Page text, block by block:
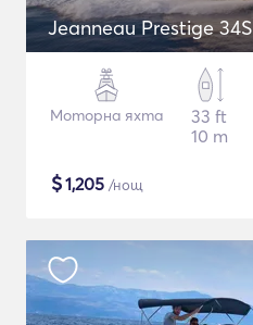
Jeanneau Prestige 34S
Моторна яхта
33 ft
10 m
$1,205 /нощ